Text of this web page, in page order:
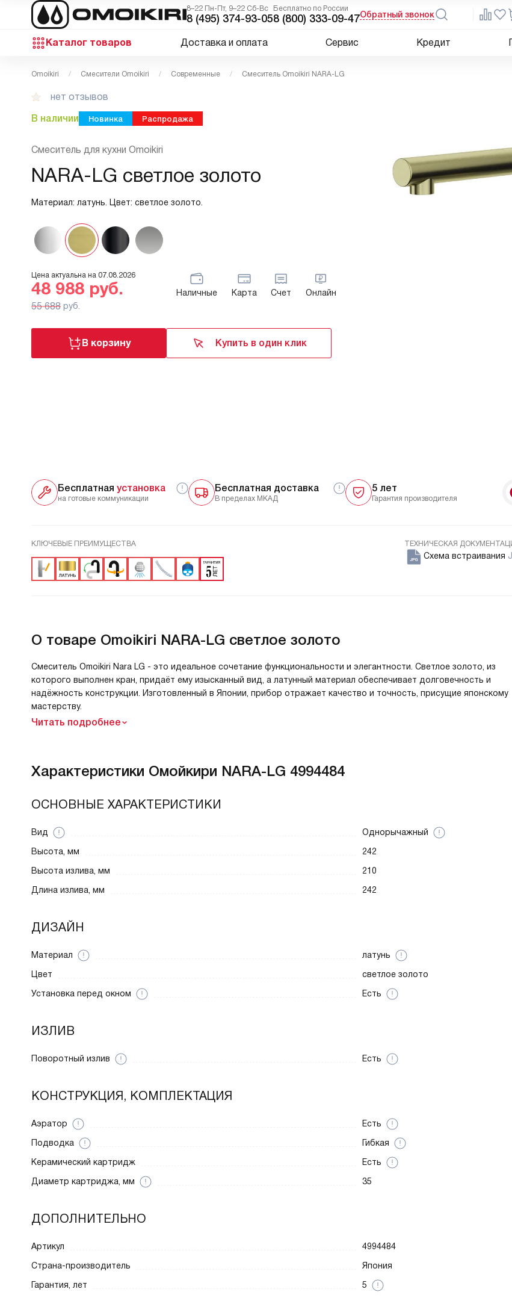
8–22 Пн-Пт, 9–22 Сб-Вс
8 (495) 374-93-05
Бесплатно по России
8 (800) 333-09-47Обратный звонок
Каталог товаров Доставка и оплата Сервис Кредит
Omoikiri Смесители Omoikiri Современные Смеситель Omoikiri NARA-LG
нет отзывов
В наличии Новинка Распродажа
Смеситель для кухни Omoikiri
NARA-LG светлое золото
Материал: латунь. Цвет: светлое золото.
Цена актуальна на 07.08.2026
48 988 руб.
55 688 руб.
Наличные Карта Счет Онлайн
В корзину Купить в один клик
Бесплатная доставка
В пределах МКАД
5 лет
Гарантия производителя
Бесплатная установка
на готовые коммуникации
КЛЮЧЕВЫЕ ПРЕИМУЩЕСТВА ТЕХНИЧЕСКАЯ
Схема встраивания
О товаре Omoikiri NARA-LG светлое золото
Смеситель Omoikiri Nara LG - это идеальное сочетание функциональности и элегантности. Светлое золото, из
которого выполнен кран, придаёт ему изысканный вид, а латунный материал обеспечивает долговечность и
надёжность конструкции. Изготовленный в Японии, прибор отражает качество и точность, присущие японскому
мастерству.
Читать подробнее
Характеристики Омойкири NARA-LG 4994484
ОСНОВНЫЕ ХАРАКТЕРИСТИКИ
Вид
Однорычажный
Высота, мм
242
Высота излива, мм
210
Длина излива, мм
242
ДИЗАЙН
Материал
латунь
Цвет
светлое золото
Установка перед окном
Есть
ИЗЛИВ
Поворотный излив Есть
КОНСТРУКЦИЯ, КОМПЛЕКТАЦИЯ
Аэратор
Есть
Подводка
Гибкая
Керамический картридж
Есть
Диаметр картриджа, мм
35
ДОПОЛНИТЕЛЬНО
Артикул
4994484
Страна-производитель
Япония
Гарантия, лет
5